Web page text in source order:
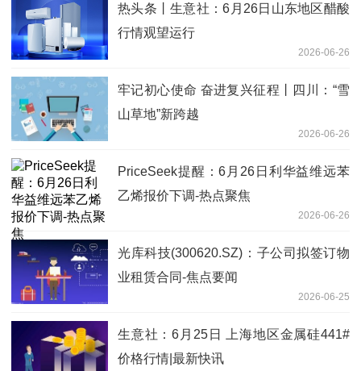
热头条丨生意社：6月26日山东地区醋酸
行情观望运行
2026-06-26
牢记初心使命 奋进复兴征程丨四川：“雪
山草地”新跨越
2026-06-26
PriceSeek提醒：6月26日利华益维远苯
乙烯报价下调-热点聚焦
2026-06-26
光库科技(300620.SZ)：子公司拟签订物
业租赁合同-焦点要闻
2026-06-25
生意社：6月25日 上海地区金属硅441#
价格行情|最新快讯